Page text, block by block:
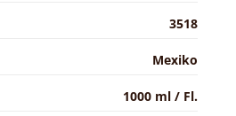
3518
Mexiko
1000 ml / Fl.